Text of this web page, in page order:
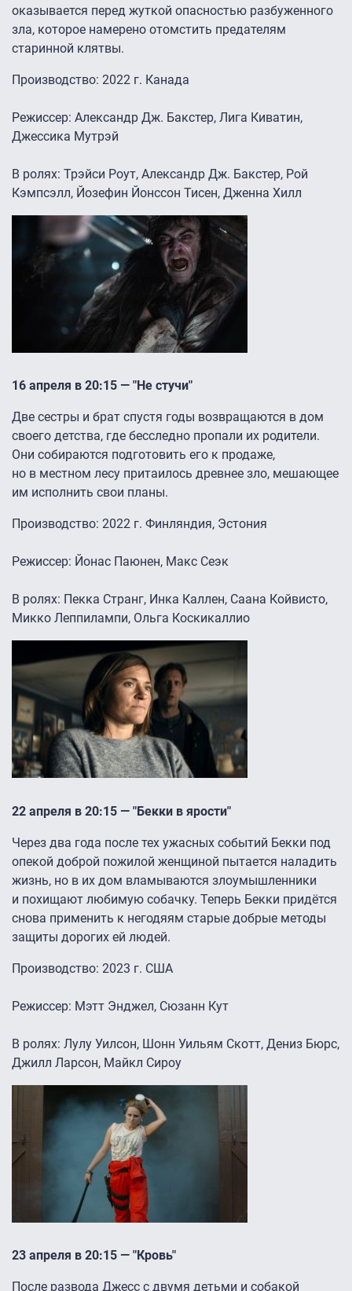
оказывается перед жуткой опасностью разбуженного
зла, которое намерено отомстить предателям
старинной клятвы.
Производство: 2022 г. Канада
Режиссер: Александр Дж. Бакстер, Лига Киватин,
Джессика Мутрэй
В ролях: Трэйси Роут, Александр Дж. Бакстер, Рой
Кэмпсэлл, Йозефин Йонссон Тисен, Дженна Хилл
16 апреля в 20:15 — "Не стучи"
Две сестры и брат спустя годы возвращаются в дом
своего детства, где бесследно пропали их родители.
Они собираются подготовить его к продаже,
но в местном лесу притаилось древнее зло, мешающее
им исполнить свои планы.
Производство: 2022 г. Финляндия, Эстония
Режиссер: Йонас Паюнен, Макс Сеэк
В ролях: Пекка Странг, Инка Каллен, Саана Койвисто,
Микко Леппилампи, Ольга Коскикаллио
22 апреля в 20:15 — "Бекки в ярости"
Через два года после тех ужасных событий Бекки под
опекой доброй пожилой женщиной пытается наладить
жизнь, но в их дом вламываются злоумышленники
и похищают любимую собачку. Теперь Бекки придётся
снова применить к негодяям старые добрые методы
защиты дорогих ей людей.
Производство: 2023 г. США
Режиссер: Мэтт Энджел, Сюзанн Кут
В ролях: Лулу Уилсон, Шонн Уильям Скотт, Дениз Бюрс,
Джилл Ларсон, Майкл Сироу
23 апреля в 20:15 — "Кровь"
После развода Джесс с двумя детьми и собакой